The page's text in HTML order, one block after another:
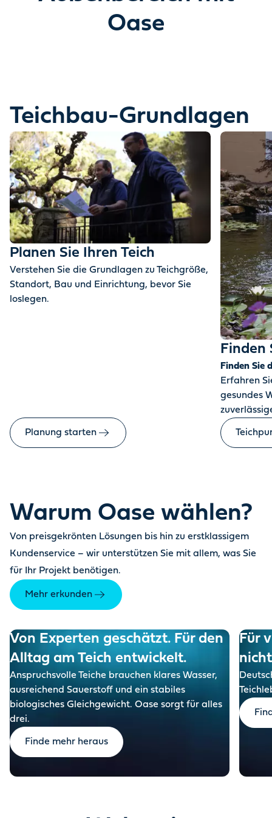
Oase
Teichbau-Grundlagen
Planen Sie Ihren Teich
Verstehen Sie die Grundlagen zu Teichgröße,
Standort, Bau und Einrichtung, bevor Sie
loslegen.
Planung starten
Finden
Finden Sie
Erfahren
gesundes
Warum Oase wählen?
Von preisgekrönten Lösungen bis hin zu erstklassigem
Kundenservice – wir unterstützen Sie mit allem, was Sie
für Ihr Projekt benötigen.
Mehr erkunden
Von Experten geschätzt. Für den
Alltag am Teich entwickelt.
Anspruchsvolle Teiche brauchen klares Wasser,
ausreichend Sauerstoff und ein stabiles
biologisches Gleichgewicht. Oase sorgt für alles
drei.
Finde mehr heraus
Für